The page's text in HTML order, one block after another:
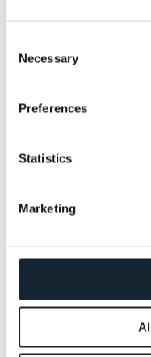
Selection
Necessary
Preferences
Statistics
Marketing
können wir
reibungslos in
Ansprechpartner
die Blue Estate
auch nach der
verwaltet und
entsprechend
Über die